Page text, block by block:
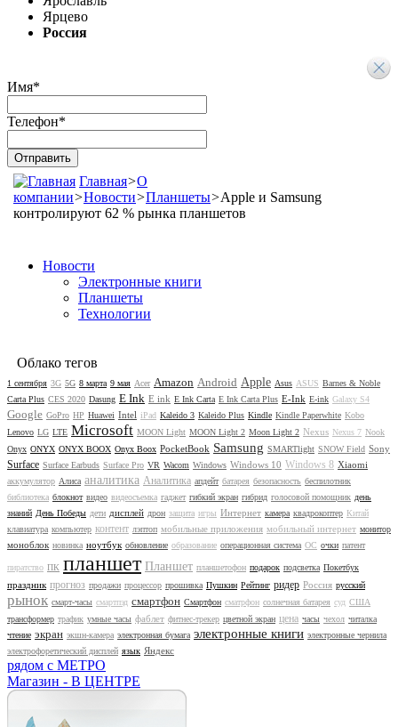
Ярцево
Россия
Имя*
Телефон*
Главная>О
компании>Новости>Планшеты>Apple и Samsung
контролируют 62 % рынка планшетов
Новости
Электронные книги
Планшеты
Технологии
Облако тегов
1 сентября 3G 5G 8 марта 9 мая Acer Amazon Android Apple Asus ASUS Barnes & Noble
Carta Plus CES 2020 Dasung E Ink E ink E Ink Carta E Ink Carta Plus E-Ink E-ink Galaxy S4
Google GoPro HP Huawei Intel iPad Kaleido 3 Kaleido Plus Kindle Kindle Paperwhite Kobo
Lenovo LG LTE Microsoft MOON Light MOON Light 2 Moon Light 2 Nexus Nexus 7 Nook
Onyx ONYX ONYX BOOX Onyx Boox PocketBook Samsung SMARTlight SNOW Field Sony
Surface Surface Earbuds Surface Pro VR Wacom Windows Windows 10 Windows 8 Xiaomi
аккумулятор Алиса аналитика Аналитика апдейт батарея безопасность беспилотник
библиотека блокнот видео видеосъемка гаджет гибкий экран гибрид голосовой помощник день
знаний День Победы дети дисплей дрон защита игры Интернет камера квадрокоптер Китай
клавиатура компьютер контент лэптоп мобильные приложения мобильный интернет монитор
моноблок новинка ноутбук обновление образование операционная система ОС очки патент
пиратство ПК планшет Планшет планшетофон подарок подсветка Покетбук
праздник прогноз продажи процессор прошивка Пушкин Рейтинг ридер Россия русский
рынок смарт-часы смартпэд смартфон Смартфон сматрфон солнечная батарея суд США
трансформер трафик умные часы фаблет фитнес-трекер цветной экран цена часы чехол читалка
чтение экран экшн-камера электронная бумага электронные книги электронные чернила
электрофоретический дисплей язык Яндекс
рядом с МЕТРО
Магазин - В ЦЕНТРЕ